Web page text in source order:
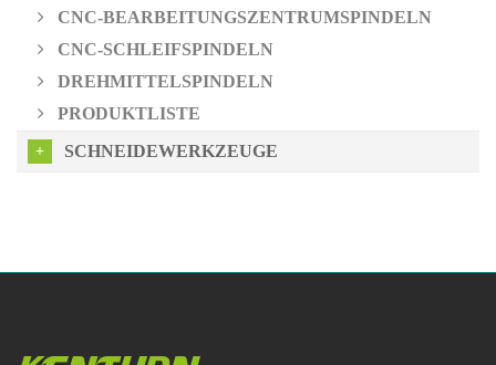
CNC-BEARBEITUNGSZENTRUMSPINDELN
CNC-SCHLEIFSPINDELN
DREHMITTELSPINDELN
PRODUKTLISTE
SCHNEIDEWERKZEUGE